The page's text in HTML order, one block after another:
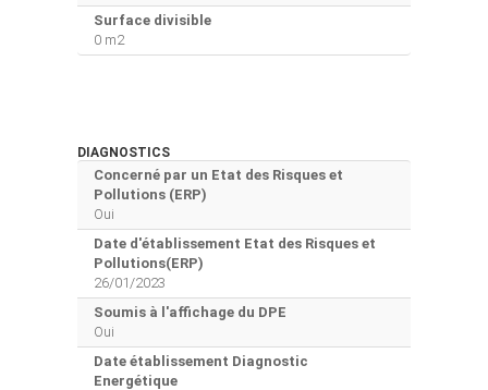
Surface divisible
0 m2
DIAGNOSTICS
Concerné par un Etat des Risques et
Pollutions (ERP)
Oui
Date d'établissement Etat des Risques et
Pollutions(ERP)
26/01/2023
Soumis à l'affichage du DPE
Oui
Date établissement Diagnostic
Energétique